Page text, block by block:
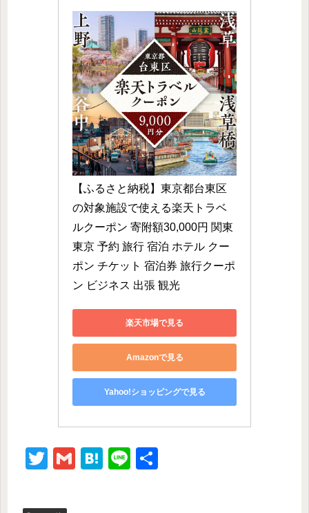
【ふるさと納税】東京都台東区
の対象施設で使える楽天トラベ
ルクーポン 寄附額30,000円 関東
東京 予約 旅行 宿泊 ホテル クー
ポン チケット 宿泊券 旅行クーポ
ン ビジネス 出張 観光
楽天市場で見る
Amazonで見る
Yahoo!ショッピングで見る
T
tt
G
H
Li